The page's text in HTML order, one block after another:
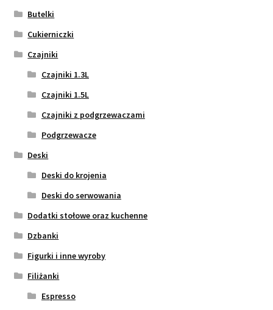
Butelki
Cukierniczki
Czajniki
Czajniki 1.3L
Czajniki 1.5L
Czajniki z podgrzewaczami
Podgrzewacze
Deski
Deski do krojenia
Deski do serwowania
Dodatki stołowe oraz kuchenne
Dzbanki
Figurki i inne wyroby
Filiżanki
Espresso